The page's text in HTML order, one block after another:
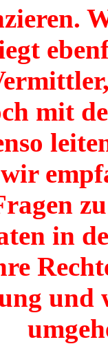
mit
in
und